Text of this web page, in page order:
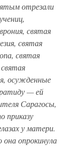
отрезали
святая
святая
святая
осужденные
— ей
Сарагосы,
приказу
у матери.
опрокинула